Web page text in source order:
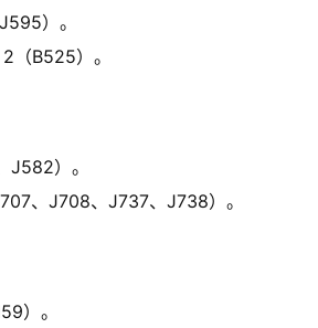
）。
（B525）。
J582）。
、J708、J737、J738）。
）。